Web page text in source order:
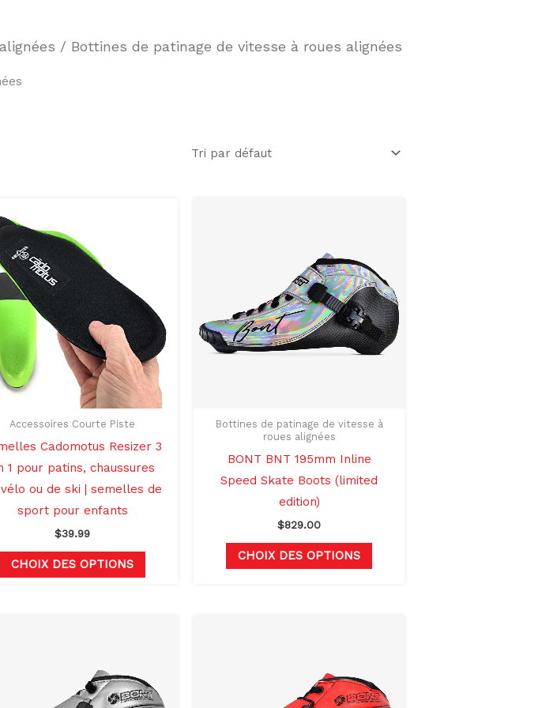
/ Bottines de patinage de vitesse à roues alignées
Accessoires Courte Piste
Cadomotus Resizer 3
1 pour patins, chaussures
ou de ski | semelles de
sport pour enfants
$39.99
CHOIX DES OPTIONS
Les
options
peuvent
être
choisies
la
page
du
Bottines de patinage de vitesse à
roues alignées
BONT BNT 195mm Inline
Speed Skate Boots (limited
edition)
$829.00
CHOIX DES OPTIONS
plusieurs
variations.
Les
options
peuvent
sur
du
plusieurs
plusieurs